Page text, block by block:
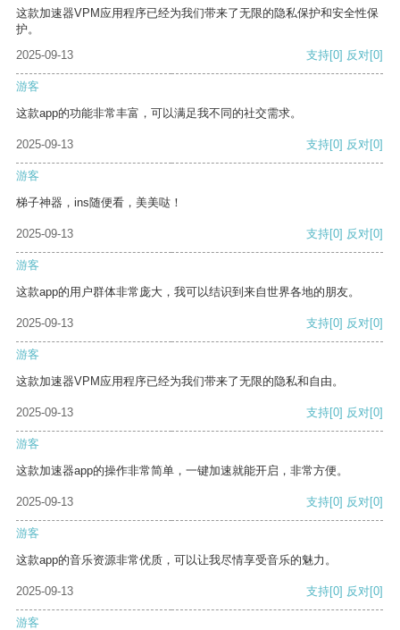
这款加速器VPM应用程序已经为我们带来了无限的隐私保护和安全性保
护。
2025-09-13
支持[0] 反对[0]
游客
这款app的功能非常丰富，可以满足我不同的社交需求。
2025-09-13 支持[0] 反对[0]
游客
梯子神器，ins随便看，美美哒！
2025-09-13 支持[0] 反对[0]
游客
这款app的用户群体非常庞大，我可以结识到来自世界各地的朋友。
2025-09-13 支持[0] 反对[0]
游客
这款加速器VPM应用程序已经为我们带来了无限的隐私和自由。
2025-09-13 支持[0] 反对[0]
游客
这款加速器app的操作非常简单，一键加速就能开启，非常方便。
2025-09-13 支持[0] 反对[0]
游客
这款app的音乐资源非常优质，可以让我尽情享受音乐的魅力。
2025-09-13 支持[0] 反对[0]
游客